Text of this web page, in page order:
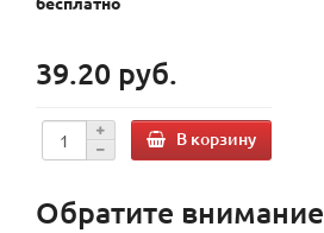
39.20 руб.
В корзину
Обратите внимание